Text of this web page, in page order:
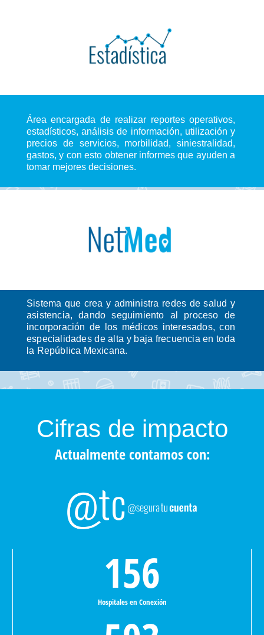
Área encargada de realizar reportes operativos,
estadísticos, análisis de información, utilización y
precios de servicios, morbilidad, siniestralidad,
gastos, y con esto obtener informes que ayuden a
tomar mejores decisiones.
Sistema que crea y administra redes de salud y
asistencia, dando seguimiento al proceso de
incorporación de los médicos interesados, con
especialidades de alta y baja frecuencia en toda
la República Mexicana.
Cifras de impacto
Actualmente contamos con:
Hospitales en Conexión
157